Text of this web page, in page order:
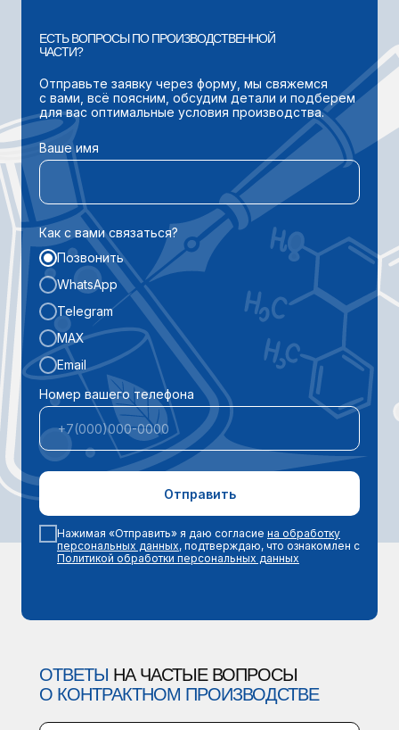
Нажимая «Отправить» я даю согласие на обработку
персональных данных, подтверждаю, что ознакомлен с
Политикой обработки персональных данных
Как с вами связаться?
Позвонить
WhatsApp
Telegram
MAX
Email
Номер вашего телефона
Ваше имя
Отправьте заявку через форму, мы свяжемся
с вами, всё поясним, обсудим детали и подберем
для вас оптимальные условия производства.
ЕСТЬ ВОПРОСЫ ПО ПРОИЗВОДСТВЕННОЙ
ЧАСТИ?
Отправить
ОТВЕТЫ НА ЧАСТЫЕ ВОПРОСЫ
О КОНТРАКТНОМ ПРОИЗВОДСТВЕ